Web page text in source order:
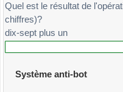
Quel est le résultat de
chiffres)?
dix-sept plus un
Système anti-bot